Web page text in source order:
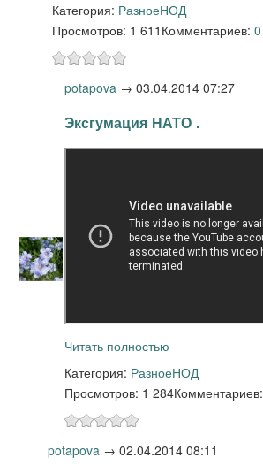
Категория: РазноеНОД
Просмотров: 1 611 Комментариев: 0
potapova → 03.04.2014 07:27
Эксгумация НАТО .
Читать полностью
Категория: РазноеНОД
Просмотров: 1 284Комментариев:
potapova → 02.04.2014 08:11